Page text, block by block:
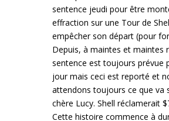
sentence jeudi pour être
effraction sur une Tour de
empêcher son départ (pour
Depuis, à maintes et maintes
sentence est toujours prévue
jour mais ceci est reporté et
attendons toujours ce que va
chère Lucy. Shell réclamerait
Cette histoire commence à